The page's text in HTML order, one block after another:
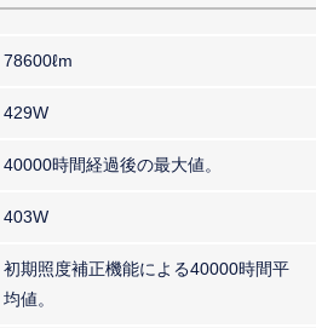
78600ℓm
429W
40000時間経過後の最大値。
403W
初期照度補正機能による40000時間平
均値。